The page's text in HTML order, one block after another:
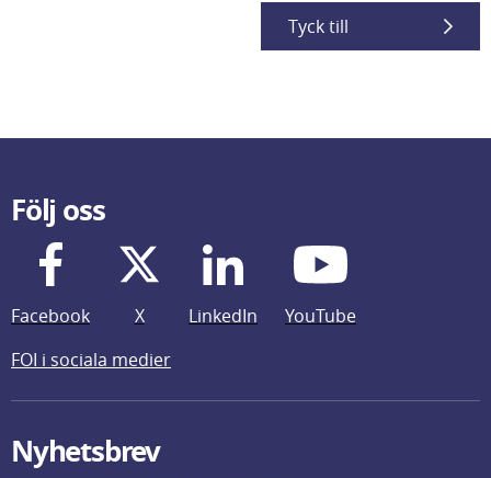
Tyck till
Följ oss
Facebook X LinkedIn
YouTube
FOI i sociala medier
Nyhetsbrev